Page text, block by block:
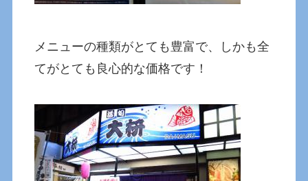
メニューの種類がとても豊富で、しかも全
てがとても良心的な価格です！